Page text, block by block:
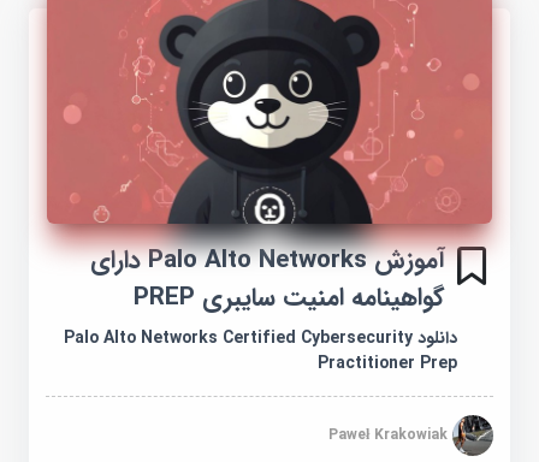
آموزش Palo Alto Networks دارای
گواهینامه امنیت سایبری PREP
دانلود Palo Alto Networks Certified Cybersecurity
Practitioner Prep
Paweł Krakowiak